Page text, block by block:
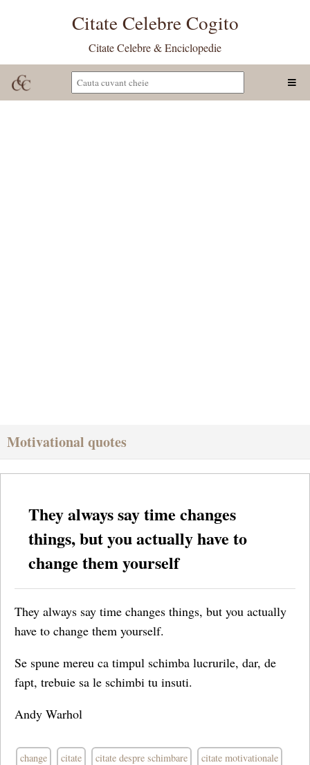
Citate Celebre Cogito
Citate Celebre & Enciclopedie
Motivational quotes
They always say time changes
things, but you actually have to
change them yourself
They always say time changes things, but you actually
have to change them yourself.
Se spune mereu ca timpul schimba lucrurile, dar, de
fapt, trebuie sa le schimbi tu insuti.
Andy Warhol
change citate citate despre schimbare citate motivationale